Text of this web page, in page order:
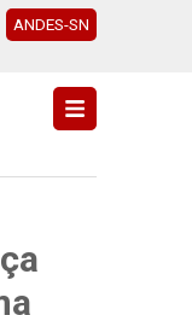
ANDES-SN